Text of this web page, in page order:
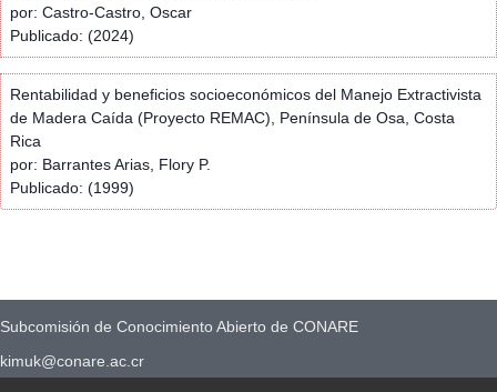
por: Castro-Castro, Oscar
Publicado: (2024)
Rentabilidad y beneficios socioeconómicos del Manejo Extractivista
de Madera Caída (Proyecto REMAC), Península de Osa, Costa
Rica
por: Barrantes Arias, Flory P.
Publicado: (1999)
Subcomisión de Conocimiento Abierto de CONARE
kimuk@conare.ac.cr